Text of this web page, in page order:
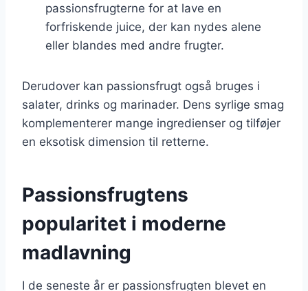
passionsfrugterne for at lave en
forfriskende juice, der kan nydes alene
eller blandes med andre frugter.
Derudover kan passionsfrugt også bruges i
salater, drinks og marinader. Dens syrlige smag
komplementerer mange ingredienser og tilføjer
en eksotisk dimension til retterne.
Passionsfrugtens
popularitet i moderne
madlavning
I de seneste år er passionsfrugten blevet en